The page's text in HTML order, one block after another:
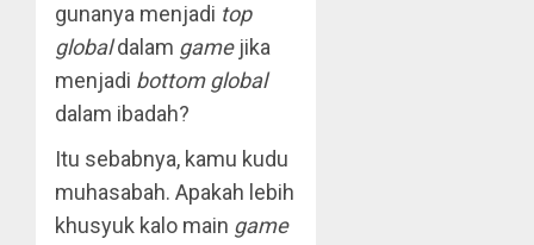
gunanya menjadi top
globaldalam game jika
menjadi bottom global
dalam ibadah?
Itu sebabnya, kamu kudu
muhasabah. Apakah lebih
khusyuk kalo main game